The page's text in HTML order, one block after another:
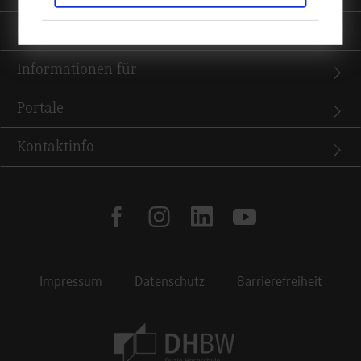
Informationen für
Portale
Kontaktinfo
facebookinstagramlinkedinyoutube
Impressum Datenschutz Barrierefreiheit